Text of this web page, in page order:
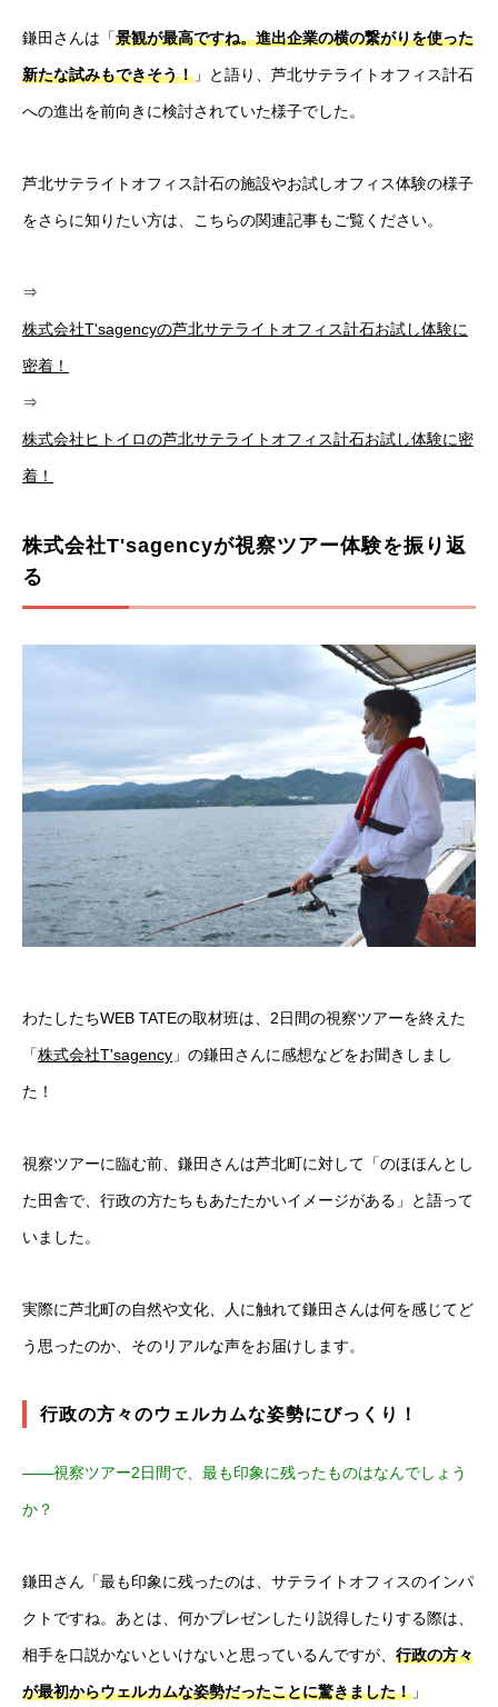
鎌田さんは「景観が最高ですね。進出企業の横の繋がりを使った
新たな試みもできそう！ 」と語り、芦北サテライトオフィス計石
への進出を前向きに検討されていた様子でした。
芦北サテライトオフィス計石の施設やお試しオフィス体験の様子
をさらに知りたい方は、こちらの関連記事もご覧ください。
⇒
株式会社T'sagencyの芦北サテライトオフィス計石お試し体験に
密着！
⇒
株式会社ヒトイロの芦北サテライトオフィス計石お試し体験に密
着！
株式会社T'sagencyが視察ツアー体験を振り返
る
わたしたちWEB TATEの取材班は、2日間の視察ツアーを終えた
「株式会社T'sagency 」の鎌田さんに感想などをお聞きしまし
た！
視察ツアーに臨む前、鎌田さんは芦北町に対して「のほほんとし
た田舎で、行政の方たちもあたたかいイメージがある」と語って
いました。
実際に芦北町の自然や文化、人に触れて鎌田さんは何を感じてど
う思ったのか、そのリアルな声をお届けします。
行政の方々のウェルカムな姿勢にびっくり！
――視察ツアー2日間で、最も印象に残ったものはなんでしょう
か？
鎌田さん「最も印象に残ったのは、サテライトオフィスのインパ
クトですね。あとは、何かプレゼンしたり説得したりする際は、
相手を口説かないといけないと思っているんですが、 行政の方々
が最初からウェルカムな姿勢だったことに驚きました！ 」